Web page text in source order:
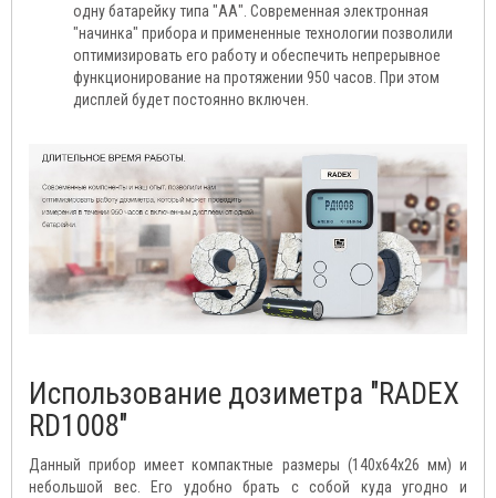
одну батарейку типа "АА". Современная электронная
"начинка" прибора и примененные технологии позволили
оптимизировать его работу и обеспечить непрерывное
функционирование на протяжении 950 часов. При этом
дисплей будет постоянно включен.
Использование дозиметра "RADEX
RD1008"
Данный прибор имеет компактные размеры (140x64x26 мм) и
небольшой вес. Его удобно брать с собой куда угодно и